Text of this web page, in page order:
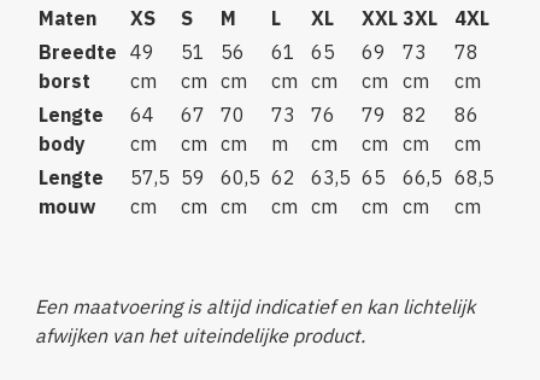
Maten XS S M L XL XXL 3XL
4XL
Breedte
borst
49
cm
51
cm
56
cm
61
cm
65
cm
69
cm
73
cm
78
cm
Lengte
body
64
cm
67
cm
70
cm
73
m
76
cm
79
cm
82
cm
86
cm
Lengte
mouw
57,5
cm
59
cm
60,5
cm
62
cm
63,5
cm
65
cm
66,5
cm
68,5
cm
Een maatvoering is altijd indicatief en kan lichtelijk
afwijken van het uiteindelijke product.